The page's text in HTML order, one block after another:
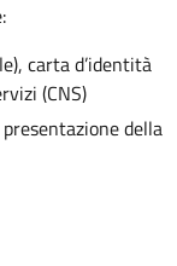
carta d’identità
(CNS)
della